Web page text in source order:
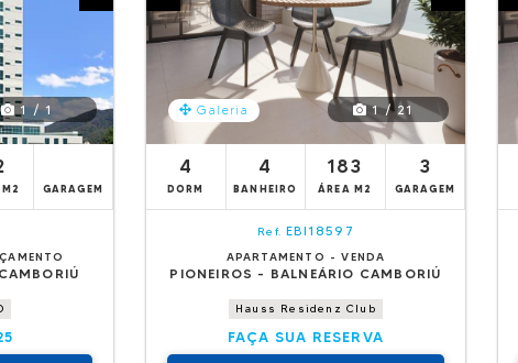
1 / 1
GARAGEM
Galeria 1 / 21
4
DORM
4
BANHEIRO
183
ÁREA M2
3
GARAGEM
Ref. EBI18597
APARTAMENTO - VENDA
PIONEIROS - BALNEÁRIO CAMBORIÚ
Hauss Residenz Club
FAÇA SUA RESERVA